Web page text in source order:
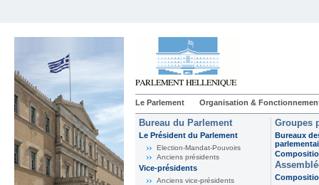
Le Parlement Organisation &
Bureau du Parlement
Le Président du Parlement
Election-Mandat-Pouvoirs
Anciens présidents
Vice-présidents
Anciens vice-présidents
Groupes
Bureaux